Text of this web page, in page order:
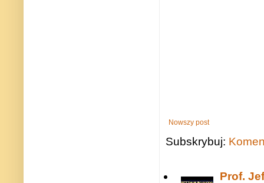
Nowszy post
Subskrybuj:
Prof.